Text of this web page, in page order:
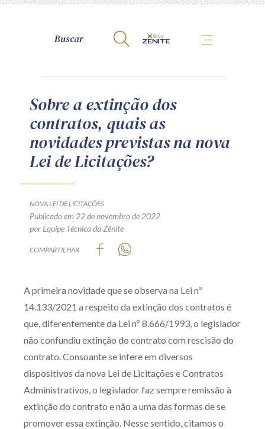
A Zênite
Como publicar conosco
Site da Zênite
Contato
Política de Privacidade
Guia de Direitos dos Titulares de Dados
Encarregado (contato)
Zênite Fácil IA
Zênite Play
Orientação por Escrito
Mentoria Zênite
Capacitação
Sobre a extinção dos
contratos, quais as
novidades previstas na nova
Lei de Licitações?
NOVA LEI DE LICITAÇÕES
Publicado em 22 de novembro de 2022
por Equipe Técnica da Zênite
COMPARTILHAR
A primeira novidade que se observa na Lei nº
14.133/2021 a respeito da extinção dos contratos é
que, diferentemente da Lei nº 8.666/1993, o legislador
não confundiu extinção do contrato com rescisão do
contrato. Consoante se infere em diversos
dispositivos da nova Lei de Licitações e Contratos
Administrativos, o legislador faz sempre remissão à
extinção do contrato e não a uma das formas de se
promover essa extinção. Nesse sentido, citamos o